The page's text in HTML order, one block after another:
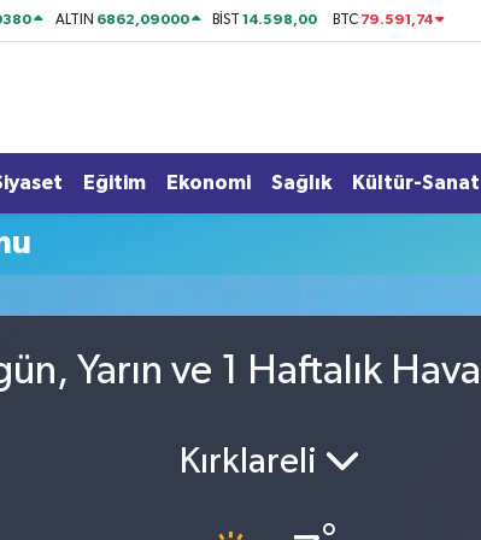
ALTIN 6862,09000 BİST14.598,00 BTC 79.591,74
Eğitim Ekonomi Sağlık Kültür-Sanat
Yarın ve 1 Haftalık
Kırklareli